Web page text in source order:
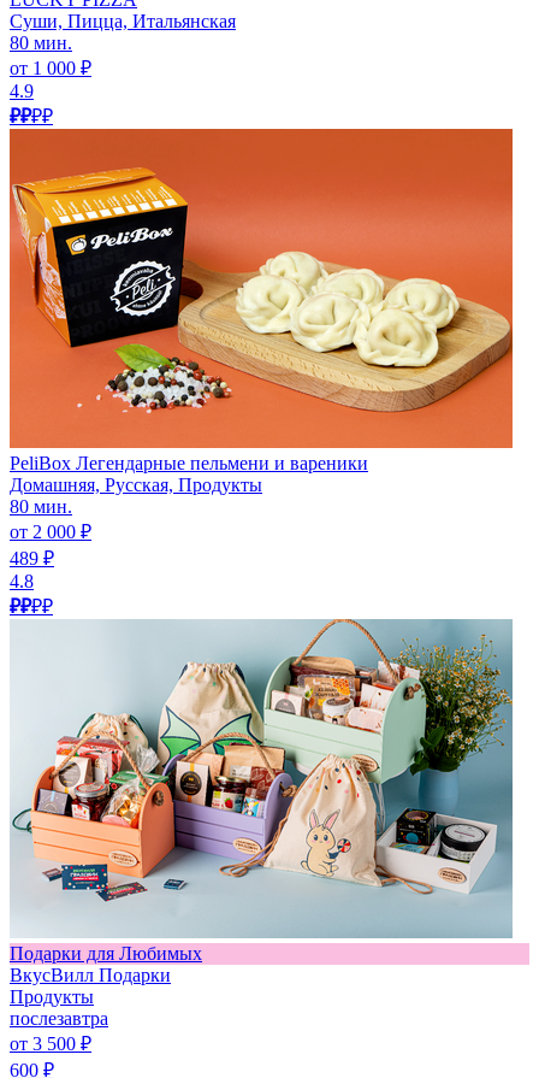
Суши, Пицца, Итальянская
80 мин.
от 1 000 ₽
4.9
₽₽₽₽
PeliBox Легендарные пельмени и вареники
Домашняя, Русская, Продукты
80 мин.
от 2 000 ₽
489 ₽
4.8
₽₽₽₽
Подарки для Любимых
ВкусВилл Подарки
Продукты
послезавтра
от 3 500 ₽
600 ₽